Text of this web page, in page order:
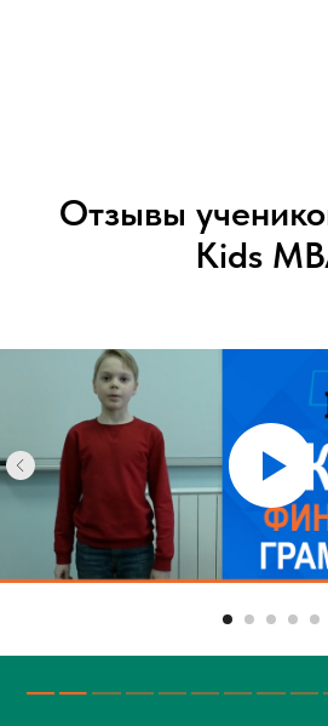
Отзывы
Kids